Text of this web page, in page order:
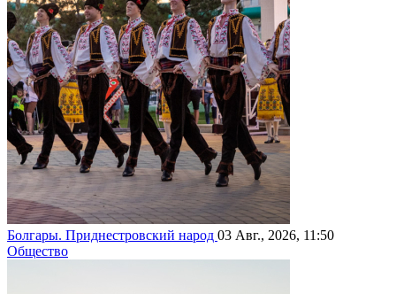
Болгары. Приднестровский народ 03 Авг., 2026, 11:50
Общество